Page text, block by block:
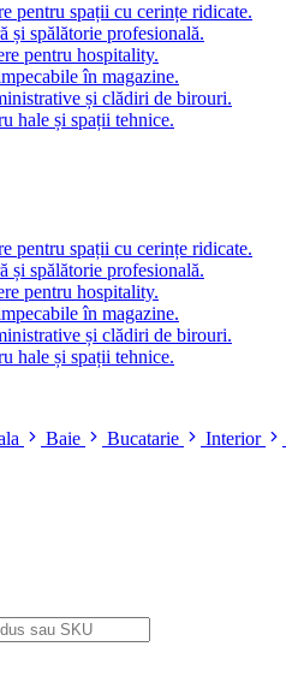
pentru spații cu cerințe ridicate.
și spălătorie profesională.
pentru hospitality.
în magazine.
și clădiri de birouri.
hale și spații tehnice.
pentru spații cu cerințe ridicate.
și spălătorie profesională.
pentru hospitality.
în magazine.
și clădiri de birouri.
hale și spații tehnice.
Baie Bucatarie Interior